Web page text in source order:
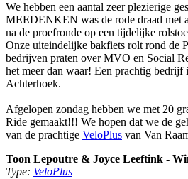
We hebben een aantal zeer plezierige
MEEDENKEN was de rode draad met
na de proefronde op een tijdelijke
Onze uiteindelijke bakfiets rolt rond de
bedrijven praten over MVO en Social
het meer dan waar! Een prachtig bedrijf
Achterhoek.
Afgelopen zondag hebben we met 20
Ride gemaakt!!! We hopen dat we de
van de prachtige VeloPlus van Van
Toon Lepoutre & Joyce Leeftink -
Type: VeloPlus